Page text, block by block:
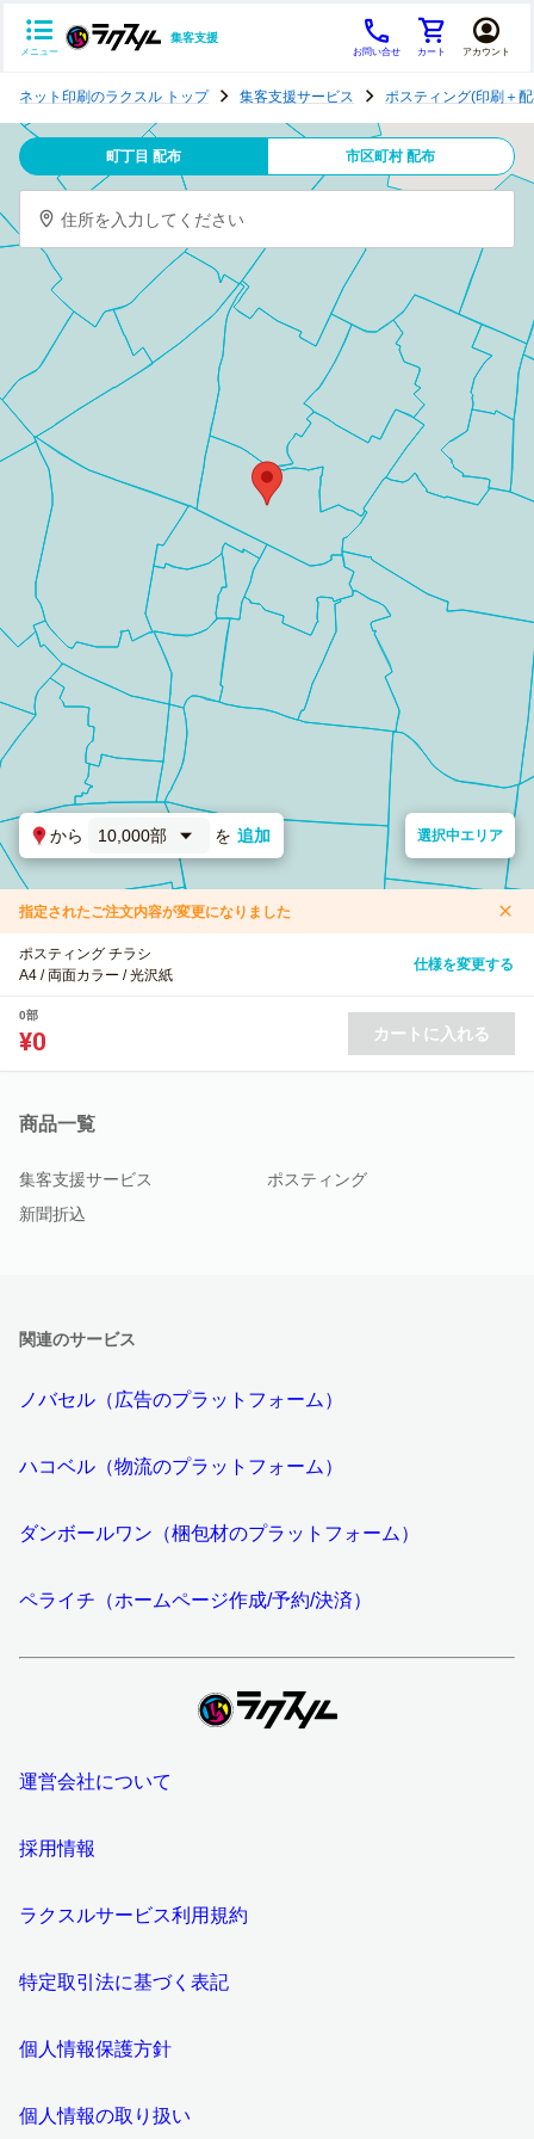
メニュー
集客支援
お問い合せ カート アカウント
テ
ン
グ
ネット印刷のラクスル トップ 集客支援サービス ポスティング(印刷＋
町丁目 配布 市区町村 配布
住所を入力してください
から 10,000部 を 追加 選択中エリア
指定されたご注文内容が変更になりました
ポスティング チラシ
A4 / 両面カラー / 光沢紙
仕様を変更する
0部
¥0 カートに入れる
商品一覧
集客支援サービス
ポスティング
新聞折込
関連のサービス
ノバセル（広告のプラットフォーム）
ハコベル（物流のプラットフォーム）
ダンボールワン（梱包材のプラットフォーム）
ペライチ（ホームページ作成/予約/決済）
運営会社について
採用情報
ラクスルサービス利用規約
特定取引法に基づく表記
個人情報保護方針
個人情報の取り扱い